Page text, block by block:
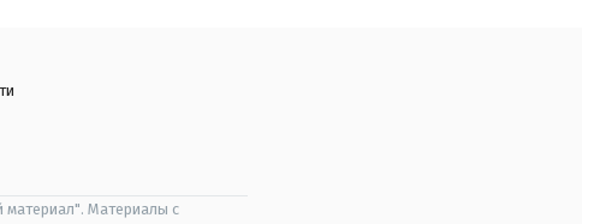
материал". Материалы с